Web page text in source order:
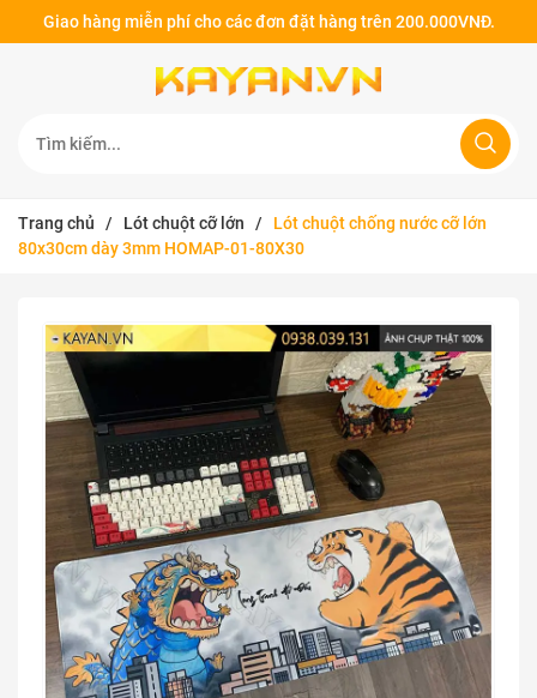
Giao hàng miễn phí cho các đơn đặt hàng trên 200.000VNĐ.
Trang chủ / Lót chuột cỡ lớn /
Lót chuột chống nước cỡ lớn
80x30cm dày 3mm HOMAP-01-80X30